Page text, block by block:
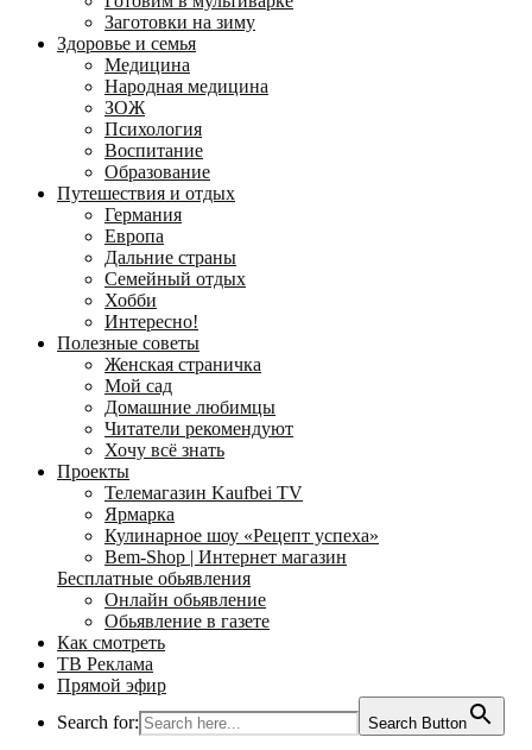
Заготовки на зиму
Здоровье и семья
Медицина
Народная медицина
ЗОЖ
Психология
Воспитание
Образование
Путешествия и отдых
Германия
Европа
Дальние страны
Семейный отдых
Хобби
Интересно!
Полезные советы
Женская страничка
Мой сад
Домашние любимцы
Читатели рекомендуют
Хочу всё знать
Проекты
Телемагазин Kaufbei TV
Ярмарка
Кулинарное шоу «Рецепт успеха»
Bem-Shop | Интернет магазин
Бесплатные обьявления
Онлайн обьявление
Обьявление в газете
Как смотреть
ТВ Реклама
Прямой эфир
Search for:
Search Button